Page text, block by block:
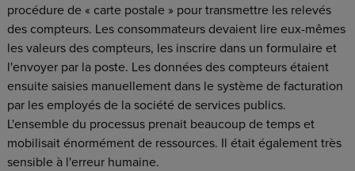
procédure de « carte postale » pour transmettre les relevés
des compteurs. Les consommateurs devaient lire eux-mêmes
les valeurs des compteurs, les inscrire dans un formulaire et
l'envoyer par la poste. Les données des compteurs étaient
ensuite saisies manuellement dans le système de facturation
par les employés de la société de services publics.
L'ensemble du processus prenait beaucoup de temps et
mobilisait énormément de ressources. Il était également très
sensible à l'erreur humaine.